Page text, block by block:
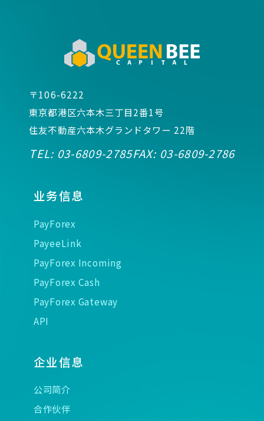
〒106-6222
東京都港区六本木三丁目2番1号
住友不動産六本木グランドタワー 22階
TEL: 03-6809-2785FAX: 03-6809-2786
业务信息
PayForex
PayeeLink
PayForex Incoming
PayForex Cash
PayForex Gateway
API
企业信息
公司简介
合作伙伴